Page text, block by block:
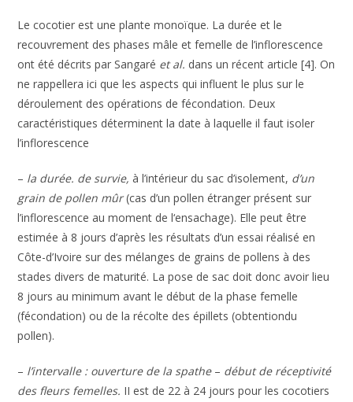
Le cocotierestuneplantemonoïque. La duréeetle
recouvrement desphasesmâleetfemelle del’inflorescence
ontété décritsparSangaré etal. dansunrécentarticle[4].On
ne rappelleraiciquelesaspectsqui influent leplus surle
déroulement desopérations defécondation. Deux
caractéristiques déterminentla dateàlaquelleilfautisoler
l’inflorescence
– la durée. de survie,àl’intérieur du sac d’isolement, d’un
grain de pollen mûr(cas d’unpollenétrangerprésent sur
l’inflorescenceaumoment de l‘ensachage). Ellepeutêtre
estiméeà8 jours d’aprèslesrésultats d’unessai réaliséen
Côte-d’Ivoire sur desmélanges de grains depollensà des
stades divers dematurité. Lapose de sac doit doncavoirlieu
8 joursauminimumavantle début delaphasefemelle
(fécondation)ou delarécolte desépillets(obtentiondu
pollen).
– l’intervalle : ouverture de la spathe – débutde réceptivité
des fleurs femelles. IIest de 22à 24 jourspourlescocotiers